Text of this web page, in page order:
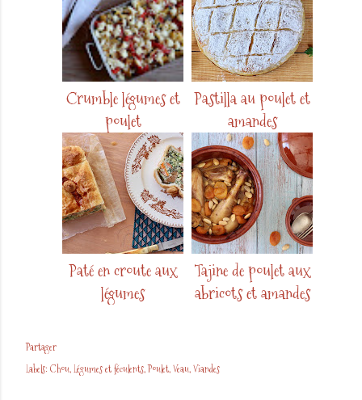
Crumble légumes et
poulet
Pastilla au poulet et
amandes
Paté en croute aux
légumes
Tajine de poulet aux
abricots et amandes
Partager
Labels: Chou Légumes et féculents Poulet Veau Viandes